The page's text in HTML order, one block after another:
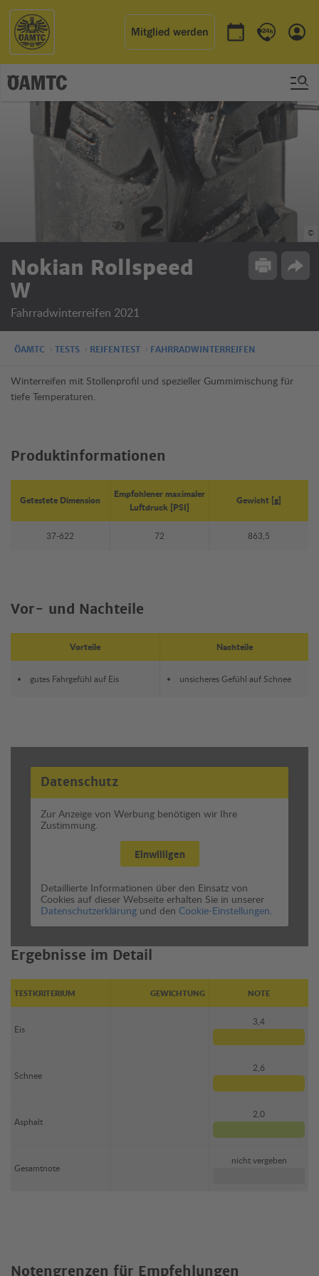
Mitglied werden
Termin buchen
Kontakt &
©
Nokian Rollspeed
W
Fahrradwinterreifen 2021
Drucken
ÖAMTC TESTS REIFENTEST FAHRRADWINTERREIFEN
Winterreifen mit Stollenprofil und spezieller Gummimischung für
tiefe Temperaturen.
Produktinformationen
Getestete Dimension
Empfohlener maximaler
Luftdruck [PSI]
Gewicht [g]
37-622 72 863,5
Vor- und Nachteile
Vorteile Nachteile
gutes Fahrgefühl auf Eis unsicheres Gefühl auf Schnee
Datenschutz
Zur Anzeige von Werbung benötigen wir Ihre
Zustimmung.
Einwilligen
Detaillierte Informationen über den Einsatz von
Cookies auf dieser Webseite erhalten Sie in unserer
Datenschutzerklärung und den Cookie-Einstellungen.
Ergebnisse im Detail
TESTKRITERIUM GEWICHTUNG NOTE
Eis
3,4
Schnee
2,6
Asphalt
2,0
Gesamtnote
nicht vergeben
Notengrenzen für Empfehlungen